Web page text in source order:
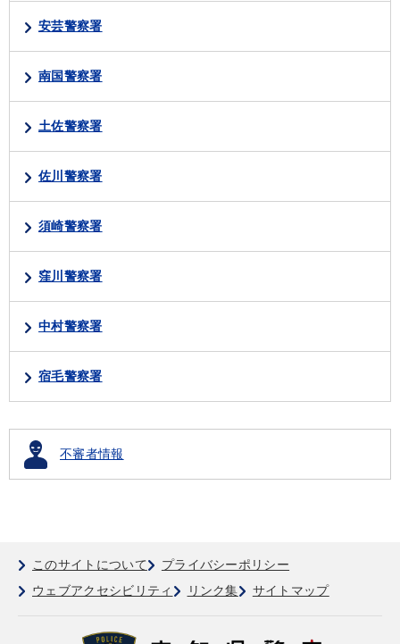
安芸警察署
南国警察署
土佐警察署
佐川警察署
須崎警察署
窪川警察署
中村警察署
宿毛警察署
不審者情報
このサイトについて
プライバシーポリシー
ウェブアクセシビリティ
リンク集 サイトマップ